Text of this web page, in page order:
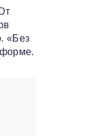
«Без
форме.